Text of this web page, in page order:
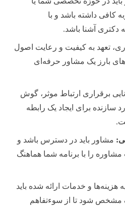
کافی داشته باشد و با
آشنا باشد.
تعهد به کیفیت و رعایت اصول
بارز یک مشاور حرفه‌ای
برقراری ارتباط موثر، گوش
سازنده برای ایجاد یک رابطه
مشاور باید در دسترس باشد و
را با برنامه شما هماهنگ
هزینه‌ها و خدمات ارائه شده باید
مشخص شود تا از سوءتفاهم